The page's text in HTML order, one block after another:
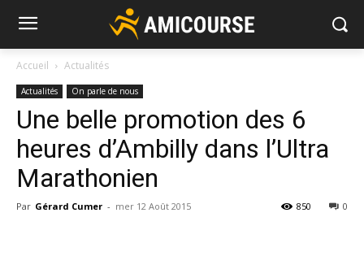
Accueil Actualités
Actualités On parle de nous
Une belle promotion des 6
heures d’Ambilly dans l’Ultra
Marathonien
Par Gérard Cumer - mer 12 Août 2015 0
850